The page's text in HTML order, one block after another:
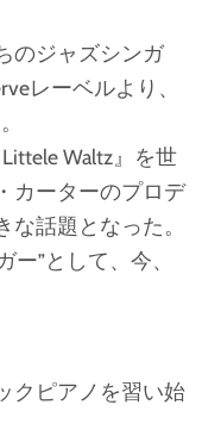
のジャズシンガ
レーベルより、
Waltz』を世
カーターのプロデ
話題となった。
ー”として、今、
クピアノを習い始